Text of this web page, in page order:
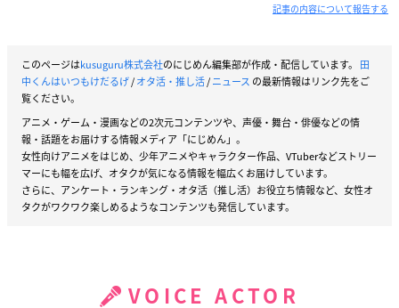
記事の内容について報告する
このページはkusuguru株式会社のにじめん編集部が作成・配信しています。 田
中くんはいつもけだるげ/オタ活・推し活/ニュース の最新情報はリンク先をご
覧ください。
アニメ・ゲーム・漫画などの2次元コンテンツや、声優・舞台・俳優などの情
報・話題をお届けする情報メディア「にじめん」。
女性向けアニメをはじめ、少年アニメやキャラクター作品、VTuberなどストリー
マーにも幅を広げ、オタクが気になる情報を幅広くお届けしています。
さらに、アンケート・ランキング・オタ活（推し活）お役立ち情報など、女性オ
タクがワクワク楽しめるようなコンテンツも発信しています。
VOICE ACTOR